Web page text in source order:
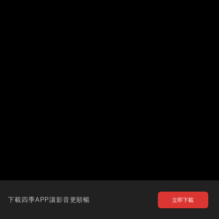
下載四季APP讓影音更順暢 立即下載